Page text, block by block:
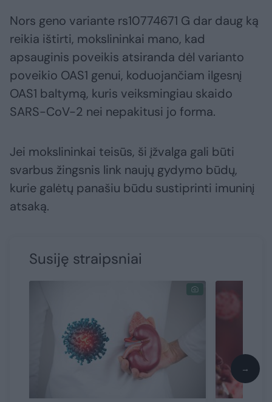
Nors geno variante rs10774671 G dar daug ką
reikia ištirti, mokslininkai mano, kad
apsauginis poveikis atsiranda dėl varianto
poveikio OAS1 genui, koduojančiam ilgesnį
OAS1 baltymą, kuris veiksmingiau skaido
SARS-CoV-2 nei nepakitusi jo forma.
Jei mokslininkai teisūs, ši įžvalga gali būti
svarbus žingsnis link naujų gydymo būdų,
kurie galėtų panašiu būdu sustiprinti imuninį
atsaką.
Susiję straipsniai
→